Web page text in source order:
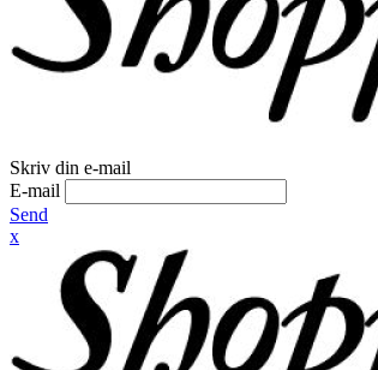
Skriv din e-mail
E-mail
Send
x